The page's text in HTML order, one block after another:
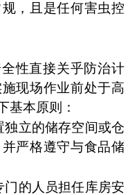
，且是任何害虫控
性直接关乎防治计
现场作业前处于高
基本原则：
独立的储存空间或仓
严格遵守与食品储
门的人员担任库房安